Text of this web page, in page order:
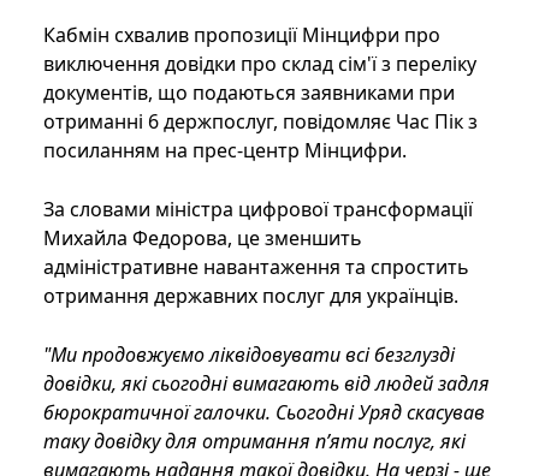
Кабмін схвалив пропозиції Мінцифри про
виключення довідки про склад сім'ї з переліку
документів, що подаються заявниками при
отриманні 6 держпослуг, повідомляє Час Пік з
посиланням на прес-центр Мінцифри.
За словами міністра цифрової трансформації
Михайла Федорова, це зменшить
адміністративне навантаження та спростить
отримання державних послуг для українців.
"Ми продовжуємо ліквідовувати всі безглузді
довідки, які сьогодні вимагають від людей задля
бюрократичної галочки. Сьогодні Уряд скасував
таку довідку для отримання п’яти послуг, які
вимагають надання такої довідки. На черзі - ще